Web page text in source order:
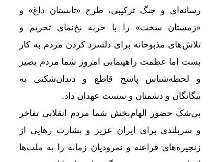
رسانه‌ای و جنگ ترکیبی، طرح «تابستان داغ» و
«زمستان سخت» را با حربه نخ‌نمای تحریم و
تلاش‌های مذبوحانه برای دلسرد کردن مردم به کار
بست اما عظمت راهپیمایی امروز شما مردم بصیر
و لحظه‌شناس پاسخ قاطع و دندان‌شکنی به
بیگانگان و دشمنان و سست عهدان داد.
بی‌شک حضور الهام‌بخش شما مردم انقلابی تفاخر
و سربلندی برای ایران عزیز و بشارت رهایی از
زنجیره‌های فراعنه و نمرودیان زمانه را به ملت‌ها